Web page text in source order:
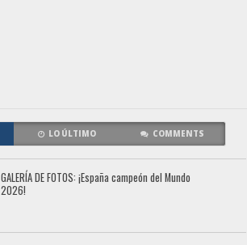
LO ÚLTIMO COMMENTS
GALERÍA DE FOTOS: ¡España campeón del Mundo
2026!